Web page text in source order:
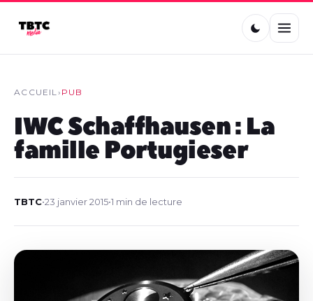
ACCUEIL› PUB
IWC Schaffhausen : La
famille Portugieser
TBTC•23 janvier 2015•1 min de lecture